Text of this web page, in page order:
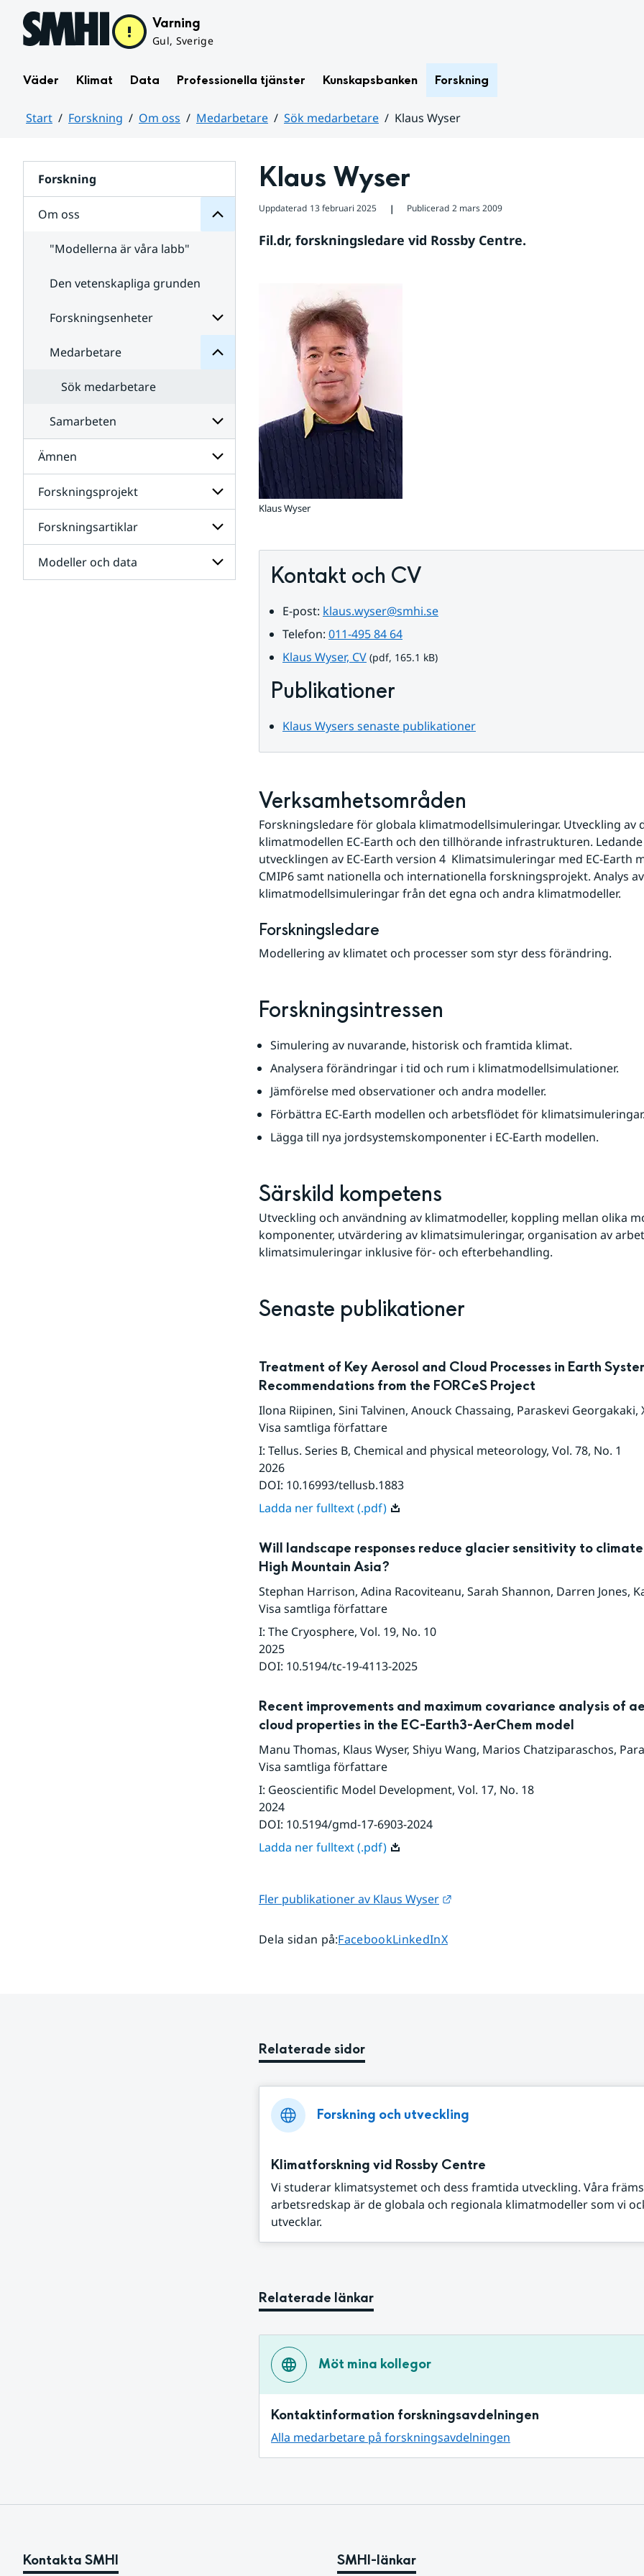
Hoppa till sidans innehåll Varning
Gul, Sverige
Väder Klimat Data Professionella tjänster Kunskapsbanken Forskning
Start Forskning Om oss Medarbetare Sök medarbetare
Klaus Wyser
Forskning
Om oss
för
"Modellerna är våra labb"
Den vetenskapliga grunden
Forskningsenheter
Undersidor
Forskningsenheter
Medarbetare
Undersidor
Medarbetare
Sök medarbetare
Samarbeten
Undersidor
för
Samarbeten
Ämnen
Undersidor
för
Ämnen
Forskningsprojekt
Undersidor
för
Forskningsprojekt
Forskningsartiklar
Undersidor
för
Modeller och data
Klaus Wyser
Uppdaterad 13 februari 2025 ❘ Publicerad 2 mars 2009
Fil.dr, forskningsledare vid Rossby Centre.
Klaus Wyser
Kontakt och CV
E-post: klaus.wyser@smhi.se
Telefon: 011-495 84 64
Klaus Wyser, CVpdf, 165.1 kB.
(pdf, 165.1 kB)
Publikationer
Klaus Wysers senaste publikationer
Verksamhetsområden
Forskningsledare för globala klimatmodellsimuleringar. Utveckling av
klimatmodellen EC-Earth och den tillhörande infrastrukturen.
utvecklingen av EC-Earth version 4  Klimatsimuleringar med EC-Earth
CMIP6 samt nationella och internationella forskningsprojekt. Analys
klimatmodellsimuleringar från det egna och andra klimatmodeller.
Forskningsledare
Modellering av klimatet och processer som styr dess förändring.
Forskningsintressen
Simulering av nuvarande, historisk och framtida klimat.
Analysera förändringar i tid och rum i klimatmodellsimulationer.
Jämförelse med observationer och andra modeller.
Förbättra EC-Earth modellen och arbetsflödet för klimatsimuleringar.
Lägga till nya jordsystemskomponenter i EC-Earth modellen.
Särskild kompetens
Utveckling och användning av klimatmodeller, koppling mellan olika
komponenter, utvärdering av klimatsimuleringar, organisation av
klimatsimuleringar inklusive för- och efterbehandling.
Senaste publikationer
Treatment of Key Aerosol and Cloud Processes in Earth
Recommendations from the FORCeS Project
Ilona Riipinen, Sini Talvinen, Anouck Chassaing, Paraskevi Georgakaki,
Visa samtliga författare
I: Tellus. Series B, Chemical and physical meteorology, Vol. 78, No. 1
2026
DOI: 10.16993/tellusb.1883
Ladda ner fulltext (.pdf)
Will landscape responses reduce glacier sensitivity to
High Mountain Asia?
Stephan Harrison, Adina Racoviteanu, Sarah Shannon, Darren Jones,
Visa samtliga författare
I: The Cryosphere, Vol. 19, No. 10
2025
DOI: 10.5194/tc-19-4113-2025
Recent improvements and maximum covariance analysis of
cloud properties in the EC-Earth3-AerChem model
Manu Thomas, Klaus Wyser, Shiyu Wang, Marios Chatziparaschos,
Visa samtliga författare
I: Geoscientific Model Development, Vol. 17, No. 18
2024
DOI: 10.5194/gmd-17-6903-2024
Ladda ner fulltext (.pdf)
Fler publikationer av Klaus Wyser Länk till annan webbplats.
Dela sidan på:Dela sidan på
FacebookDela sidan på
LinkedInDela sidan på
X
Relaterade sidor
Forskning och utveckling
Klimatforskning vid Rossby Centre
Vi studerar klimatsystemet och dess framtida utveckling. Våra
arbetsredskap är de globala och regionala klimatmodeller som vi
utvecklar.
Relaterade länkar
Möt mina kollegor
Kontaktinformation forskningsavdelningen
Alla medarbetare på forskningsavdelningen
Kontakta SMHI SMHI-länkar